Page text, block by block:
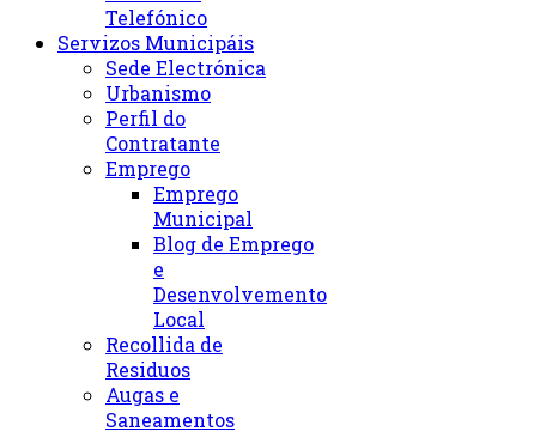
Telefónico
Servizos Municipáis
Sede Electrónica
Urbanismo
Perfil do
Contratante
Emprego
Emprego
Municipal
Blog de Emprego
e
Desenvolvemento
Local
Recollida de
Residuos
Augas e
Saneamentos